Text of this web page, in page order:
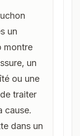
un
montre
un
ou une
traiter
cause.
dans un